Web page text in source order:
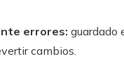
errores: guardado
cambios.